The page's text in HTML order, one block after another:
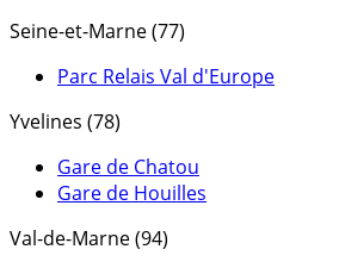
Seine-et-Marne (77)
Parc Relais Val d'Europe
Yvelines (78)
Gare de Chatou
Gare de Houilles
Val-de-Marne (94)